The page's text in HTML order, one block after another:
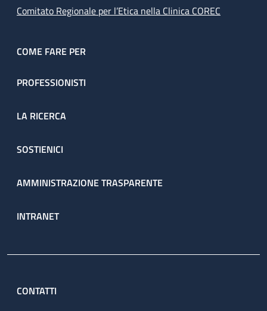
Comitato Regionale per l’Etica nella Clinica COREC
COME FARE PER
PROFESSIONISTI
LA RICERCA
SOSTIENICI
AMMINISTRAZIONE TRASPARENTE
INTRANET
CONTATTI